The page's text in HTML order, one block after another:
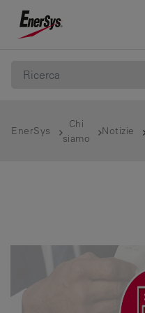
EnerSys
Chi
siamo
Notizie